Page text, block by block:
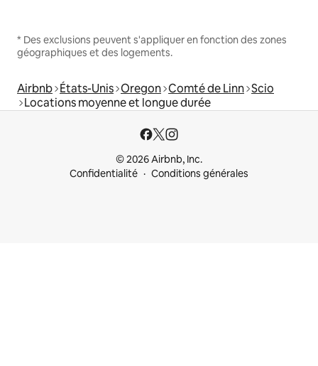
* Des exclusions peuvent s'appliquer en fonction des zones
géographiques et des logements.
Airbnb États-Unis Oregon Comté de Linn Scio
Locations moyenne et longue durée
© 2026 Airbnb, Inc.
Confidentialité
Conditions générales